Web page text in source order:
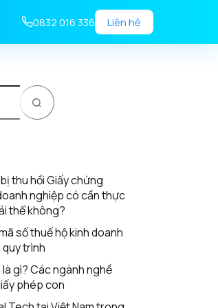
0832 016 336 Liên hệ
thu hồi Giấy chứng
nghiệp có cần thực
thể không?
số thuế hộ kinh doanh
quy trình
gì? Các ngành nghề
phép con